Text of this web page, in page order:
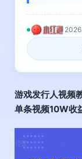
游戏发行人视频
单条视频10W收